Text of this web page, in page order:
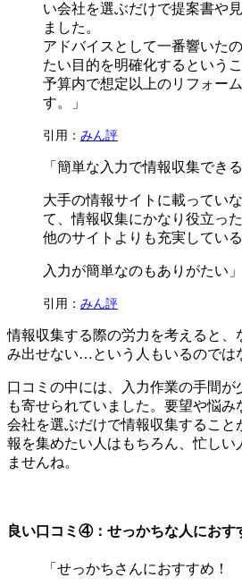
い会社を選ぶだけで提案書や
ました。
アドバイスとして一番響いた
たい目的を明確化するというこ
予算内で想定以上のリフォー
す。」
引用： みん評
「簡単な入力で情報収集できる
大手の情報サイトに載ってい
て、情報収集にかなり役立った
他のサイトよりも充実してい
入力が簡単なのもありがたい」
引用： みん評
情報収集する際の労力を考えると、
み出せない…という人もいるのでは
口コミの中には、入力作業の手間
も寄せられていました。要望や悩み
会社を選ぶだけで情報収集すること
報を集めたい人はもちろん、忙しい
ませんね。
良い口コミ④：せっかちな人におす
「せっかちさんにおすすめ！